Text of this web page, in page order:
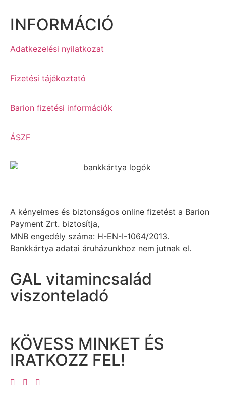
INFORMÁCIÓ
Adatkezelési nyilatkozat
Fizetési tájékoztató
Barion fizetési információk
ÁSZF
A kényelmes és biztonságos online fizetést a Barion
Payment Zrt. biztosítja,
MNB engedély száma: H-EN-I-1064/2013.
Bankkártya adatai áruházunkhoz nem jutnak el.
GAL vitamincsalád
viszonteladó
KÖVESS MINKET ÉS
IRATKOZZ FEL!